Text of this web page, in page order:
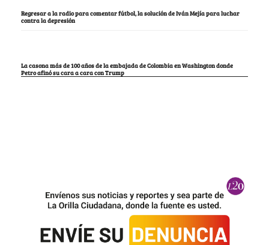
Regresar a la radio para comentar fútbol, la solución de Iván Mejía para luchar
contra la depresión
La casona más de 100 años de la embajada de Colombia en Washington donde
Petro afinó su cara a cara con Trump